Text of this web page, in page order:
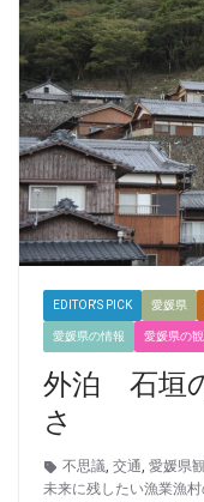
EDITOR'S PICK 愛媛県
愛媛県の情報 愛媛県の
外泊 石垣
さ
不思議, 交通, 愛媛県
未来に残したい漁業漁